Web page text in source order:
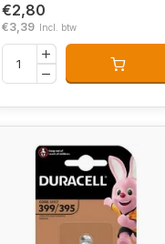
€2,80
€3,39 Incl. btw